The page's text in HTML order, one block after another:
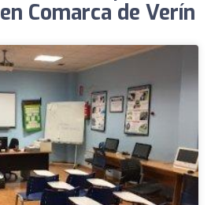
Comarca de Verín